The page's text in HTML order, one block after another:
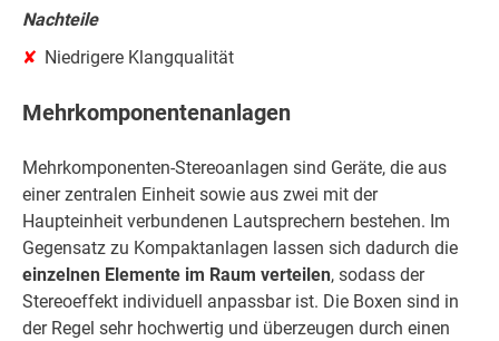
Nachteile
Niedrigere Klangqualität
Mehrkomponentenanlagen
Mehrkomponenten-Stereoanlagen sind Geräte, die aus
einer zentralen Einheit sowie aus zwei mit der
Haupteinheit verbundenen Lautsprechern bestehen. Im
Gegensatz zu Kompaktanlagen lassen sich dadurch die
einzelnen Elemente im Raum verteilen, sodass der
Stereoeffekt individuell anpassbar ist. Die Boxen sind in
der Regel sehr hochwertig und überzeugen durch einen